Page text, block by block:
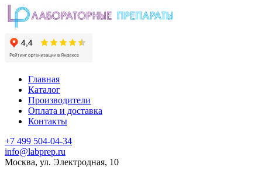
Главная
Каталог
Производители
Оплата и доставка
Контакты
+7 499 504-04-34
info@labprep.ru
Москва, ул. Электродная, 10